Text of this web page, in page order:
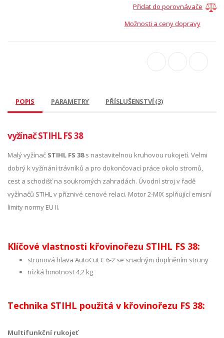
Přidat do porovnávače
Možnosti a ceny dopravy
POPIS PARAMETRY PŘÍSLUŠENSTVÍ (3)
vyžínač STIHL FS 38
Malý vyžínač STIHL FS 38s nastavitelnou kruhovou rukojetí. Velmi
dobrý k vyžínání trávníků a pro dokončovací práce okolo stromů,
cest a schodišť na soukromých zahradách. Úvodní stroj v řadě
vyžínačů STIHL v příznivé cenové relaci. Motor 2-MIX splňující emisní
limity normy EU II.
Klíčové vlastnosti křovinořezu STIHL FS 38:
strunová hlava AutoCut C 6-2 se snadným doplněním struny
nízká hmotnost 4,2 kg
Technika STIHL použitá v křovinořezu FS 38:
Multifunkční rukojeť